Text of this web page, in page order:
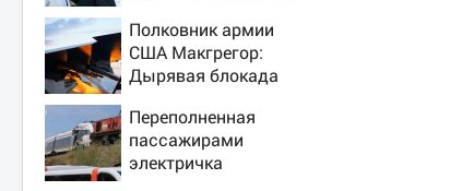
бездействие против
Трампа
Полковник армии
США Макгрегор:
Дырявая блокада
командовании ВМФ
России за это
полетят головы?
Переполненная
пассажирами
электричка